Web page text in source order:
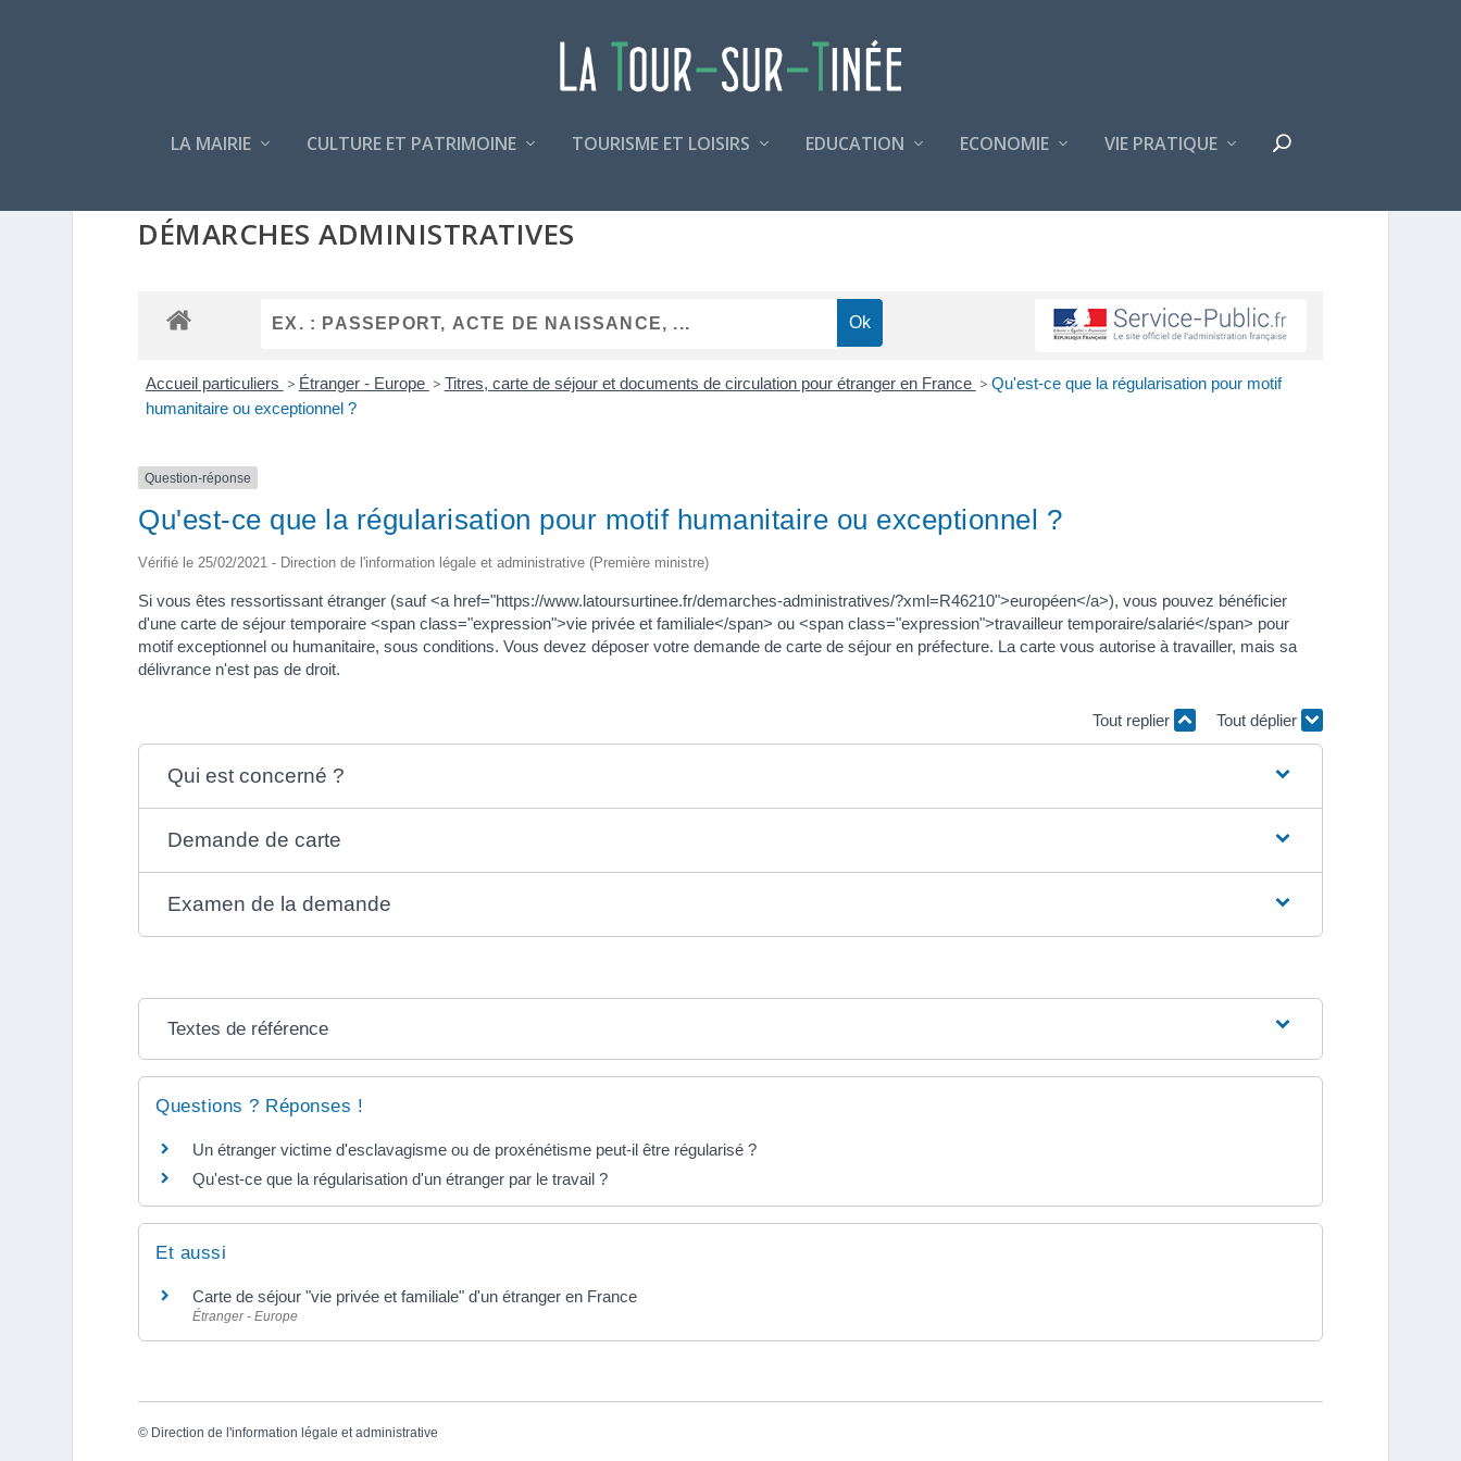
LA MAIRIE CULTURE ET PATRIMOINE TOURISME ET LOISIRS EDUCATION ECONOMIE VIE PRATIQUE
DÉMARCHES ADMINISTRATIVES
Accueil particuliers > Étranger - Europe > Titres, carte de séjour et documents de circulation pour étranger en France > Qu'est-ce que la régularisation pour motif
humanitaire ou exceptionnel ?
Question-réponse
Qu'est-ce que la régularisation pour motif humanitaire ou exceptionnel ?
Vérifié le 25/02/2021 - Direction de l'information légale et administrative (Première ministre)
Si vous êtes ressortissant étranger (sauf <a href="https://www.latoursurtinee.fr/demarches-administratives/?xml=R46210">européen</a>), vous pouvez bénéficier
d'une carte de séjour temporaire <span class="expression">vie privée et familiale</span> ou <span class="expression">travailleur temporaire/salarié</span> pour
motif exceptionnel ou humanitaire, sous conditions. Vous devez déposer votre demande de carte de séjour en préfecture. La carte vous autorise à travailler, mais sa
délivrance n'est pas de droit.
Tout replier Tout déplier
Qui est concerné ?
Demande de carte
Examen de la demande
Textes de référence
Questions ? Réponses !
Un étranger victime d'esclavagisme ou de proxénétisme peut-il être régularisé ?
Qu'est-ce que la régularisation d'un étranger par le travail ?
Et aussi
Carte de séjour "vie privée et familiale" d'un étranger en France
Étranger - Europe
© Direction de l'information légale et administrative